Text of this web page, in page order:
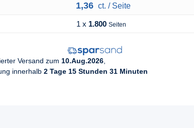
1,36 ct. / Seite
1 x 1.800 Seiten
Versand zum 10.Aug.2026,
innerhalb 2 Tage 15 Stunden 31 Minuten